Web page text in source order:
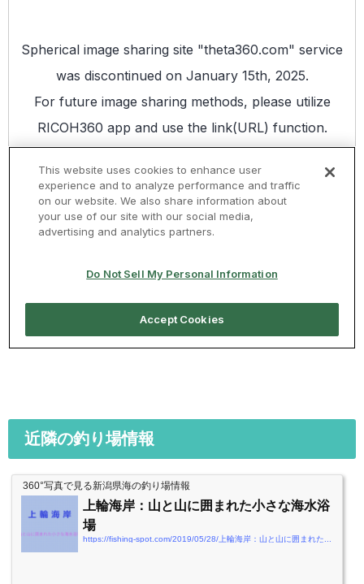
近隣の釣り場情報
360°写真で見る新潟県海の釣り場情報
上輪海岸：山と山に囲まれた小さな海水浴
場